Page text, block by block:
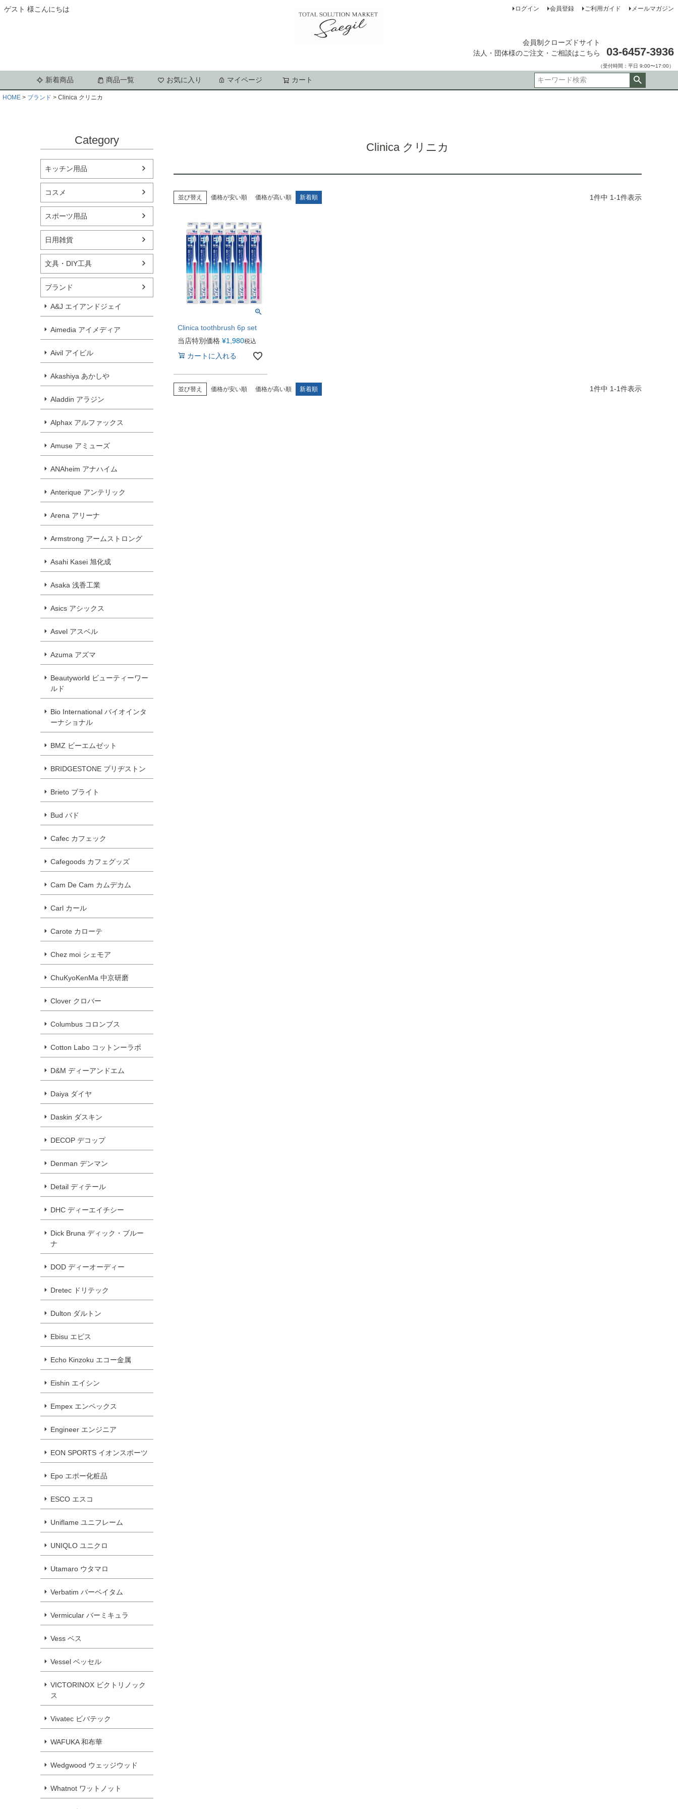
ゲスト 様こんにちは ログイン 会員登録 ご利用ガイド メールマガジン
会員制クローズドサイト
法人・団体様のご注文・ご相談はこちら
03-6457-3936
（受付時間：平日 9:00〜17:00）
新着商品 商品一覧 お気に入り マイページ カート
HOME ブランド Clinica クリニカ
Category
キッチン用品
コスメ
スポーツ用品
日用雑貨
文具・DIY工具
ブランド
A&J エイアンドジェイ
Aimedia アイメディア
Aivil アイビル
Akashiya あかしや
Aladdin アラジン
Alphax アルファックス
Amuse アミューズ
ANAheim アナハイム
Anterique アンテリック
Arena アリーナ
Armstrong アームストロング
Asahi Kasei 旭化成
Asaka 浅香工業
Asics アシックス
Asvel アスベル
Azuma アズマ
Beautyworld ビューティーワー
ルド
Bio International バイオインタ
ーナショナル
BMZ ビーエムゼット
BRIDGESTONE ブリヂストン
Brieto ブライト
Bud バド
Cafec カフェック
Cafegoods カフェグッズ
Cam De Cam カムデカム
Carl カール
Carote カローテ
Chez moi シェモア
ChuKyoKenMa 中京研磨
Clover クロバー
Columbus コロンブス
Cotton Labo コットンーラボ
D&M ディーアンドエム
Daiya ダイヤ
Daskin ダスキン
DECOP デコップ
Denman デンマン
Detail ディテール
DHC ディーエイチシー
Dick Bruna ディック・ブルー
ナ
DOD ディーオーディー
Dretec ドリテック
Dulton ダルトン
Ebisu エビス
Echo Kinzoku エコー金属
Eishin エイシン
Empex エンペックス
Engineer エンジニア
EON SPORTS イオンスポーツ
Epo エポー化粧品
ESCO エスコ
Uniflame ユニフレーム
UNIQLO ユニクロ
Utamaro ウタマロ
Verbatim バーベイタム
Vermicular バーミキュラ
Vess ベス
Vessel ベッセル
VICTORINOX ビクトリノック
ス
Vivatec ビバテック
WAFUKA 和布華
Wedgwood ウェッジウッド
Whatnot ワットノット
Clinica クリニカ
並び替え 価格が安い順 価格が高い順 新着順 1件中 1-1件表示
Clinica toothbrush 6p set
当店特別価格 ¥1,980税込
カートに入れる
並び替え 価格が安い順 価格が高い順 新着順 1件中 1-1件表示